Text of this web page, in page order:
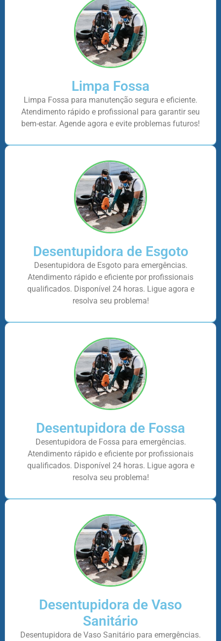
Limpa Fossa
Limpa Fossa para manutenção segura e eficiente.
Atendimento rápido e profissional para garantir seu
bem-estar. Agende agora e evite problemas futuros!
Desentupidora de Esgoto
Desentupidora de Esgoto para emergências.
Atendimento rápido e eficiente por profissionais
qualificados. Disponível 24 horas. Ligue agora e
resolva seu problema!
Desentupidora de Fossa
Desentupidora de Fossa para emergências.
Atendimento rápido e eficiente por profissionais
qualificados. Disponível 24 horas. Ligue agora e
resolva seu problema!
Desentupidora de Vaso
Sanitário
Desentupidora de Vaso Sanitário para emergências.